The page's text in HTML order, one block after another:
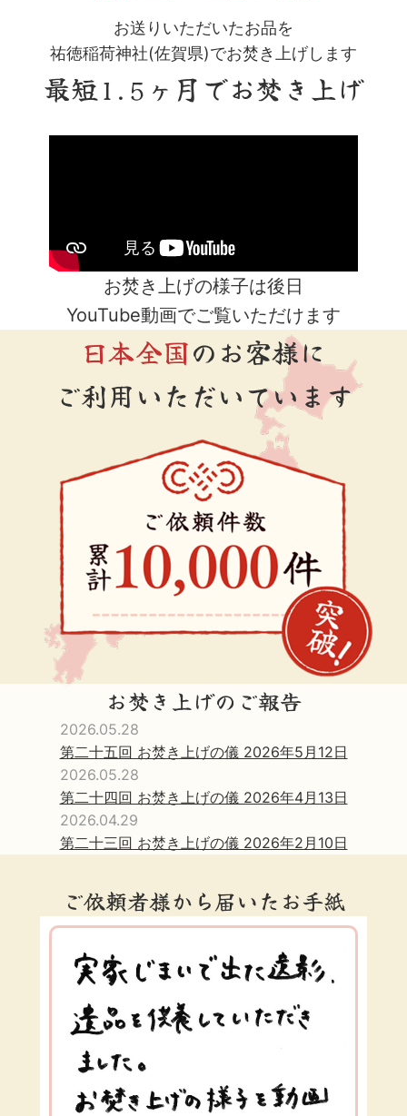
お送りいただいたお品を
祐徳稲荷神社(佐賀県)でお焚き上げします
最短1.5ヶ月でお焚き上げ
お焚き上げの様子は後日
YouTube動画でご覧いただけます
日本全国のお客様に
ご利用いただいています
お焚き上げのご報告
2026.05.28
第二十五回 お焚き上げの儀 2026年5月12日
2026.05.28
第二十四回 お焚き上げの儀 2026年4月13日
2026.04.29
第二十三回 お焚き上げの儀 2026年2月10日
ご依頼者様から届いたお手紙